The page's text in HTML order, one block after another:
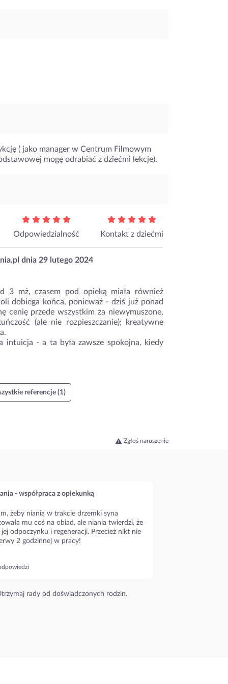
( jako manager w Centrum Filmowym
mogę odrabiać z dziećmi lekcje).
Odpowiedzialność Kontakt z dziećmi
dnia 29 lutego 2024
3 mż, czasem pod opieką miała również
dobiega końca, ponieważ - dziś już ponad
cenię przede wszystkim za niewymuszone,
(ale nie rozpieszczanie); kreatywne
intuicja - a ta była zawsze spokojna, kiedy
referencje (1)
Zgłoś naruszenie
- współpraca z opiekunką
żeby niania w trakcie drzemki syna
mu coś na obiad, ale niania twierdzi, że
odpoczynku i regeneracji. Przecież nikt nie
2 godzinnej w pracy!
rady od doświadczonych rodzin.